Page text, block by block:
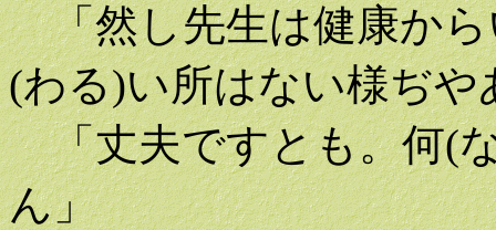
「然し先生は健康から
(わる)い所はない様ぢや
「丈夫ですとも。何(
ん」